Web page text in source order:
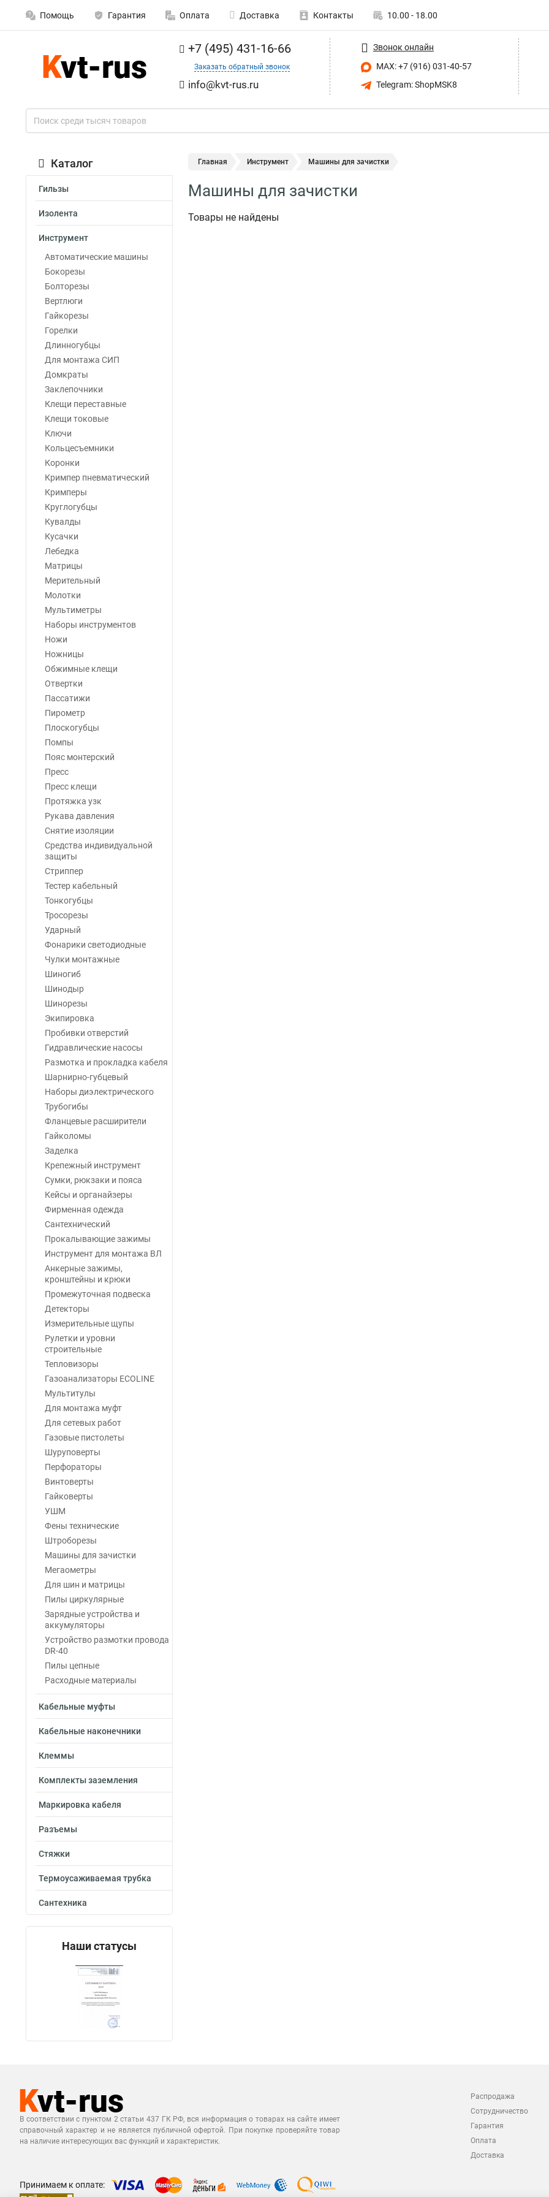
Помощь Гарантия Оплата Доставка Контакты 10.00 - 18.00
+7 (495) 431-16-66
Заказать обратный звонок
info@kvt-rus.ru
Звонок онлайн
MAX: +7 (916) 031-40-57
Telegram: ShopMSK8
Каталог
Гильзы
Изолента
Инструмент
Автоматические машины
Бокорезы
Болторезы
Вертлюги
Гайкорезы
Горелки
Длинногубцы
Для монтажа СИП
Домкраты
Заклепочники
Клещи переставные
Клещи токовые
Ключи
Кольцесъемники
Коронки
Кримпер пневматический
Кримперы
Круглогубцы
Кувалды
Кусачки
Лебедка
Матрицы
Мерительный
Молотки
Мультиметры
Наборы инструментов
Ножи
Ножницы
Обжимные клещи
Отвертки
Пассатижи
Пирометр
Плоскогубцы
Помпы
Пояс монтерский
Пресс
Пресс клещи
Протяжка узк
Рукава давления
Снятие изоляции
Средства индивидуальной
защиты
Стриппер
Тестер кабельный
Тонкогубцы
Тросорезы
Ударный
Фонарики светодиодные
Чулки монтажные
Шиногиб
Шинодыр
Шинорезы
Экипировка
Пробивки отверстий
Гидравлические насосы
Размотка и прокладка кабеля
Шарнирно-губцевый
Наборы диэлектрического
Трубогибы
Фланцевые расширители
Гайколомы
Заделка
Крепежный инструмент
Сумки, рюкзаки и пояса
Кейсы и органайзеры
Фирменная одежда
Сантехнический
Прокалывающие зажимы
Инструмент для монтажа ВЛ
Анкерные зажимы,
кронштейны и крюки
Промежуточная подвеска
Детекторы
Измерительные щупы
Рулетки и уровни
строительные
Тепловизоры
Газоанализаторы ECOLINE
Мультитулы
Для монтажа муфт
Для сетевых работ
Газовые пистолеты
Шуруповерты
Перфораторы
Винтоверты
Гайковерты
УШМ
Фены технические
Штроборезы
Машины для зачистки
Мегаометры
Для шин и матрицы
Пилы циркулярные
Зарядные устройства и
аккумуляторы
Устройство размотки провода
DR-40
Пилы цепные
Расходные материалы
Кабельные муфты
Кабельные наконечники
Клеммы
Комплекты заземления
Маркировка кабеля
Разъемы
Стяжки
Термоусаживаемая трубка
Сантехника
Наши статусы
Главная Инструмент Машины для зачистки
Машины для зачистки
Товары не найдены
В соответствии с пунктом 2 статьи 437 ГК РФ, вся информация о товарах на сайте имеет
справочный характер и не является публичной офертой. При покупке проверяйте товар
на наличие интересующих вас функций и характеристик.
Распродажа
Сотрудничество
Гарантия
Оплата
Доставка
Принимаем к оплате: